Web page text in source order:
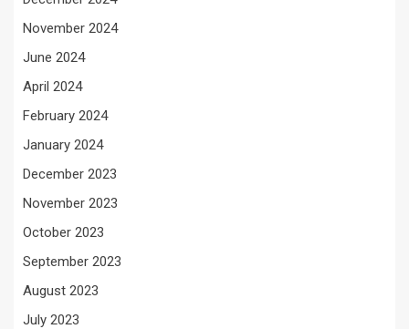
November 2024
June 2024
April 2024
February 2024
January 2024
December 2023
November 2023
October 2023
September 2023
August 2023
July 2023